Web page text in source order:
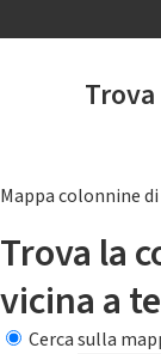
Mappa colonnine
Trova la
vicina a te
Cerca sulla